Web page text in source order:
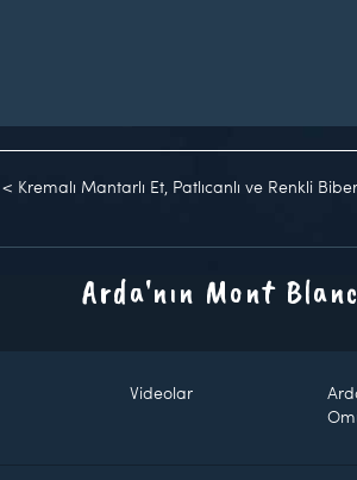
< Kremalı Mantarlı Et, Patlıcanlı ve Renkli
Arda'nın Mont
Videolar